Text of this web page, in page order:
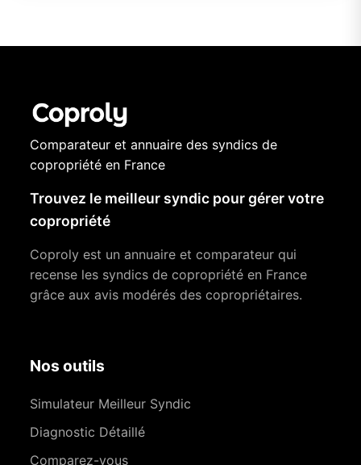
Comparateur et annuaire des syndics de
copropriété en France
Trouvez le meilleur syndic pour gérer votre
copropriété
Coproly est un annuaire et comparateur qui
recense les syndics de copropriété en France
grâce aux avis modérés des copropriétaires.
Nos outils
Simulateur Meilleur Syndic
Diagnostic Détaillé
Comparez-vous